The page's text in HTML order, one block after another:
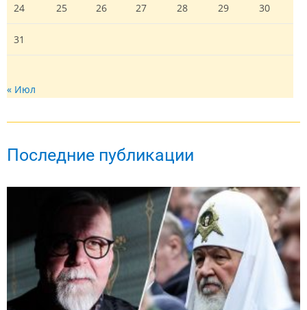
24 25 26 27 28 29 30
31
« Июл
Последние публикации